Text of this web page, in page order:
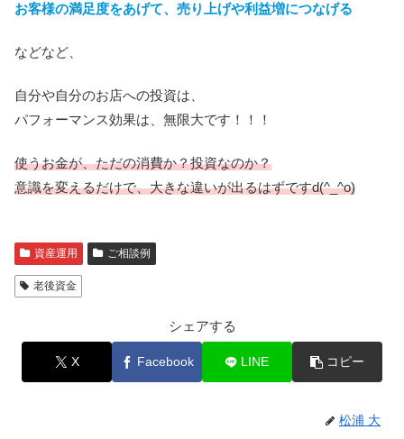
お客様の満足度をあげて、売り上げや利益増につなげる
などなど、
自分や自分のお店への投資は、
パフォーマンス効果は、無限大です！！！
使うお金が、ただの消費か？投資なのか？
意識を変えるだけで、大きな違いが出るはずですd(^_^o)
資産運用 ご相談例
老後資金
シェアする
X Facebook LINE コピー
松浦 大